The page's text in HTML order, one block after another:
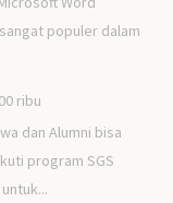
populer dalam
ribu
dan Alumni bisa
program SGS